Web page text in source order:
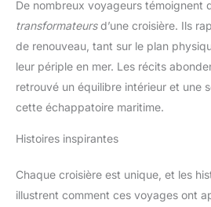
De nombreux voyageurs témoignent
transformateursd’une croisière. Ils
de renouveau, tant sur le plan
leur périple en mer. Les récits
retrouvé un équilibre intérieur et une
cette échappatoire maritime.
Histoires inspirantes
Chaque croisière est unique, et les
illustrent comment ces voyages ont